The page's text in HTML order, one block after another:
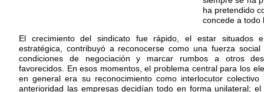
ha pretendido
concede a todo
El crecimiento del sindicato fue rápido, el estar situados
estratégica, contribuyó a reconocerse como una fuerza
condiciones de negociación y marcar rumbos a otros
favorecidos. En esos momentos, el problema central para los
en general era su reconocimiento como interlocutor
anterioridad las empresas decidían todo en forma unilateral;